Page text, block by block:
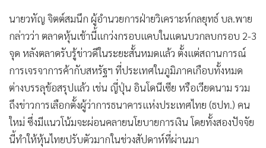
ชุมชน-คุณภาพชีวิต
อาชญากรรม
• Motoring
• เกม
• วิทยาศาสตร์
• SMEs
• หุ้น
• อินโดจีน
นายวทัญ จิตต์สมนึก ผู้อำนวยการฝ่ายวิเคราะห์กลยุทธ์ บล.พาย
กล่าวว่า ตลาดหุ้นเช้านี้แกว่งกรอบแคบในแดนบวกลบกรอบ 2-3
จุด หลังตลาดรับรู้ข่าวดีในระยะสั้นหมดแล้ว ตั้งแต่สถานการณ์
การเจรจาการค้ากับสหรัฐฯ ที่ประเทศในภูมิภาคเกือบทั้งหมด
ต่างบรรลุข้อสรุปแล้ว เช่น ญี่ปุ่น อินโดนีเซีย หรือเวียดนาม รวม
ถึงข่าวการเลือกตั้งผู้ว่าการธนาคารแห่งประเทศไทย (ธปท.) คน
ใหม่ ซึ่งมีแนวโน้มจะผ่อนคลายนโยบายการเงิน โดยทั้งสองปัจจัย
นี้ทำให้หุ้นไทยปรับตัวมากในช่วงสัปดาห์ที่ผ่านมา